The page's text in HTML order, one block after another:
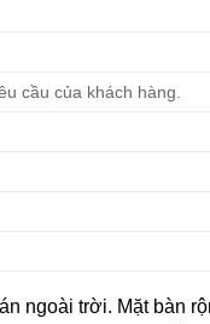
cầu của khách hàng.
ngoài trời. Mặt bàn